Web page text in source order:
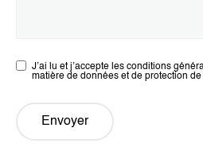
J’ai lu et j’accepte les conditions
matière de données et de protection
Envoyer